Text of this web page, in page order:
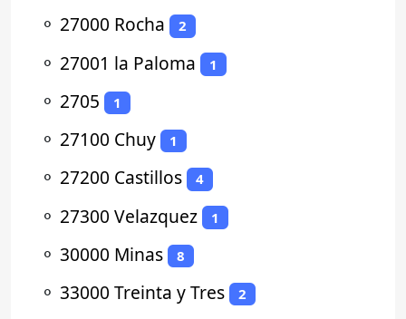
⚬ 27000 Rocha 2
⚬ 27001 la Paloma 1
⚬ 2705 1
⚬ 27100 Chuy 1
⚬ 27200 Castillos 4
⚬ 27300 Velazquez 1
⚬ 30000 Minas 8
⚬ 33000 Treinta y Tres 2